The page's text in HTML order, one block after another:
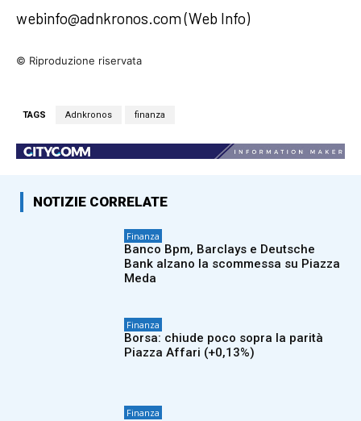
webinfo@adnkronos.com (Web Info)
© Riproduzione riservata
TAGS Adnkronos finanza
NOTIZIE CORRELATE
Finanza
Banco Bpm, Barclays e Deutsche
Bank alzano la scommessa su Piazza
Meda
Finanza
Borsa: chiude poco sopra la parità
Piazza Affari (+0,13%)
Finanza